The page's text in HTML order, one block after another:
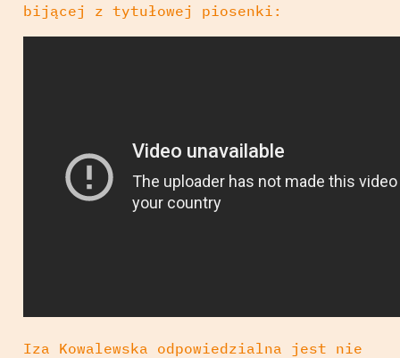
bijącej z tytułowej piosenki:
Iza Kowalewska odpowiedzialna jest nie